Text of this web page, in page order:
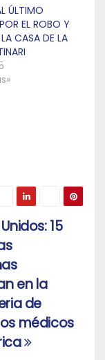
ÚLTIMO
EL ROBO Y
CASA DE LA
15
en la
de
médicos